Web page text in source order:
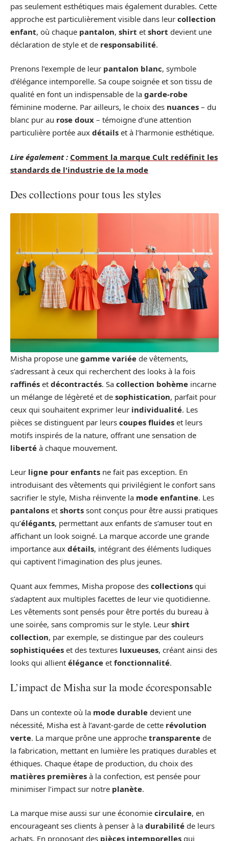
pas seulement esthétiques mais également durables. Cette
approche est particulièrement visible dans leur collection
enfant, où chaque pantalon, shirt et short devient une
déclaration de style et de responsabilité.
Prenons l’exemple de leur pantalon blanc, symbole
d’élégance intemporelle. Sa coupe soignée et son tissu de
qualité en font un indispensable de la garde-robe
féminine moderne. Par ailleurs, le choix des nuances – du
blanc pur au rose doux – témoigne d’une attention
particulière portée aux détails et à l’harmonie esthétique.
Lire également : Comment la marque Cult redéfinit les
standards de l'industrie de la mode
Des collections pour tous les styles
Misha propose une gamme variée de vêtements,
s’adressant à ceux qui recherchent des looks à la fois
raffinés et décontractés. Sa collection bohème incarne
un mélange de légèreté et de sophistication, parfait pour
ceux qui souhaitent exprimer leur individualité. Les
pièces se distinguent par leurs coupes fluides et leurs
motifs inspirés de la nature, offrant une sensation de
liberté à chaque mouvement.
Leur ligne pour enfants ne fait pas exception. En
introduisant des vêtements qui privilégient le confort sans
sacrifier le style, Misha réinvente la mode enfantine. Les
pantalons et shorts sont conçus pour être aussi pratiques
qu’élégants, permettant aux enfants de s’amuser tout en
affichant un look soigné. La marque accorde une grande
importance aux détails, intégrant des éléments ludiques
qui captivent l’imagination des plus jeunes.
Quant aux femmes, Misha propose des collections qui
s’adaptent aux multiples facettes de leur vie quotidienne.
Les vêtements sont pensés pour être portés du bureau à
une soirée, sans compromis sur le style. Leur shirt
collection, par exemple, se distingue par des couleurs
sophistiquées et des textures luxueuses, créant ainsi des
looks qui allient élégance et fonctionnalité.
L’impact de Misha sur la mode écoresponsable
Dans un contexte où la mode durable devient une
nécessité, Misha est à l’avant-garde de cette révolution
verte. La marque prône une approche transparente de
la fabrication, mettant en lumière les pratiques durables et
éthiques. Chaque étape de production, du choix des
matières premières à la confection, est pensée pour
minimiser l’impact sur notre planète.
La marque mise aussi sur une économie circulaire, en
encourageant ses clients à penser à la durabilité de leurs
achats. En proposant des pièces intemporelles qui